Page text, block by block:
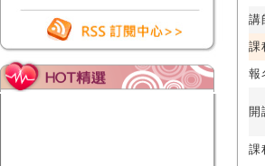
講
課
報
開
課